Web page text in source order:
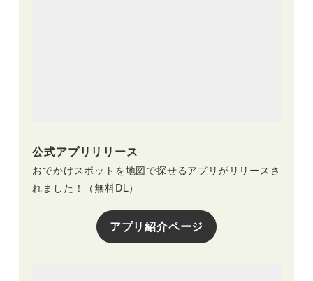
公式アプリリリース
おでかけスポットを地図で探せるアプリがリリースさ
れました！（無料DL）
アプリ紹介ページ